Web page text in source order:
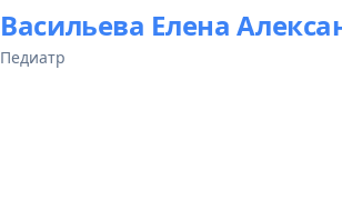
Васильева Елена
педиатр